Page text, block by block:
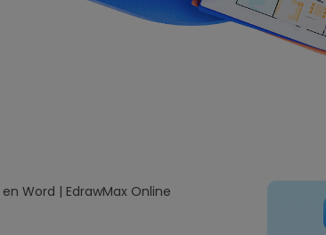
IA de
Creador
mapa
Word | EdrawMax Online